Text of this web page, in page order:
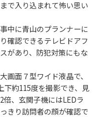
で入り込まれて怖い思い
中に青山のプランナーに
確認できるテレビドアフ
があり、防犯対策にもな
画面７型ワイド液晶で、
下約115度を撮影でき、見
、玄関子機にはLEDラ
きり訪問者の顔が確認で